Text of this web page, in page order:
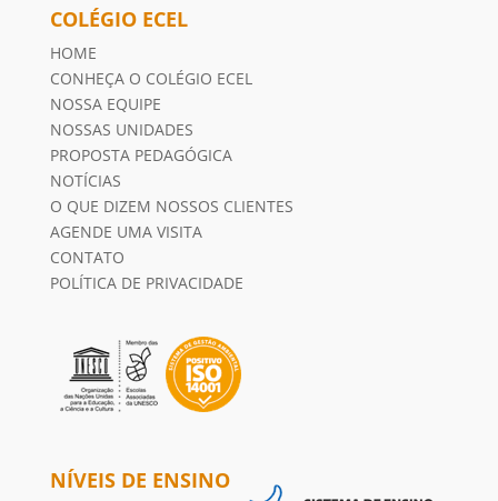
COLÉGIO ECEL
HOME
CONHEÇA O COLÉGIO ECEL
NOSSA EQUIPE
NOSSAS UNIDADES
PROPOSTA PEDAGÓGICA
NOTÍCIAS
O QUE DIZEM NOSSOS CLIENTES
AGENDE UMA VISITA
CONTATO
POLÍTICA DE PRIVACIDADE
NÍVEIS DE ENSINO